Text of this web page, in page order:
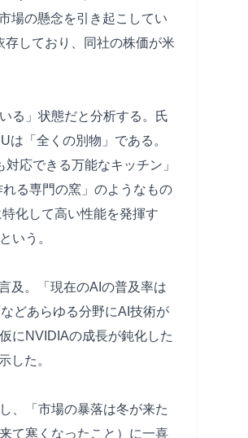
場の懸念を引き起こしてい
しており、同社の株価が米
る」状態だと分析する。氏
「全くの別物」である。
応できる万能なキッチン」
る専門の窯」のようなもの
化して高い性能を発揮す
いう。
及。「現在のAIの普及率は
どあらゆる分野にAI技術が
にNVIDIAの成長が鈍化した
した。
、「市場の暴落は冬が来た
て寒くなったこと）に一喜